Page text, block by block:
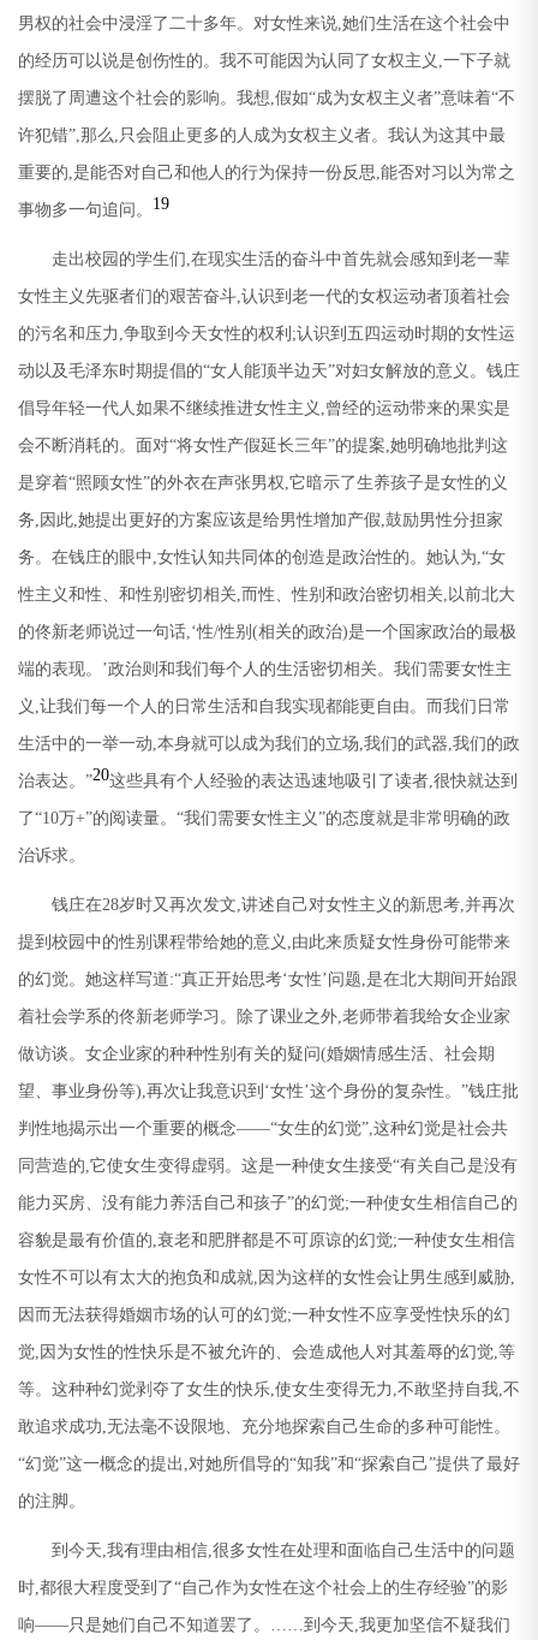
男权的社会中浸淫了二十多年。对女性来说,她们生活在这个社会中
的经历可以说是创伤性的。我不可能因为认同了女权主义 ,一下子就
摆脱了周遭这个社会的影响。我想,假如“成为女权主义者”意味着“不
许犯错”,那么,只会阻止更多的人成为女权主义者。我认为这其中最
重要的,是能否对自己和他人的行为保持一份反思,能否对习以为常之
事物多一句追问。 19
走出校园的学生们 ,在现实生活的奋斗中首先就会感知到老一辈
女性主义先驱者们的艰苦奋斗,认识到老一代的女权运动者顶着社会
的污名和压力 ,争取到今天女性的权利 ;认识到五四运动时期的女性运
动以及毛泽东时期提倡的“女人能顶半边天”对妇女解放的意义。钱庄
倡导年轻一代人如果不继续推进女性主义 ,曾经的运动带来的果实是
会不断消耗的。面对“将女性产假延长三年”的提案,她明确地批判这
是穿着“照顾女性”的外衣在声张男权,它暗示了生养孩子是女性的义
务, 因此,她提出更好的方案应该是给男性增加产假,鼓励男性分担家
务。在钱庄的眼中 ,女性认知共同体的创造是政治性的。她认为,“女
性主义和性、和性别密切相关,而性、性别和政治密切相关, 以前北大
的佟新老师说过一句话,‘性/性别 (相关的政治)是一个国家政治的最极
端的表现。 ’政治则和我们每个人的生活密切相关。我们需要女性主
义 ,让我们每一个人的日常生活和自我实现都能更自由。而我们日常
生活中的一举一动,本身就可以成为我们的立场,我们的武器,我们的政
治表达。 ”20这些具有个人经验的表达迅速地吸引了读者,很快就达到
了“10万+”的阅读量。 “我们需要女性主义”的态度就是非常明确的政
治诉求。
钱庄在28岁时又再次发文,讲述自己对女性主义的新思考,并再次
提到校园中的性别课程带给她的意义 ,由此来质疑女性身份可能带来
的幻觉。她这样写道:“真正开始思考‘女性’问题,是在北大期间开始跟
着社会学系的佟新老师学习。除了课业之外,老师带着我给女企业家
做访谈。女企业家的种种性别有关的疑问(婚姻情感生活、社会期
望、事业身份等),再次让我意识到 ‘女性’这个身份的复杂性。 ”钱庄批
判性地揭示出一个重要的概念——“女生的幻觉”,这种幻觉是社会共
同营造的,它使女生变得虚弱。这是一种使女生接受“有关自己是没有
能力买房、没有能力养活自己和孩子”的幻觉;一种使女生相信自己的
容貌是最有价值的,衰老和肥胖都是不可原谅的幻觉;一种使女生相信
女性不可以有太大的抱负和成就, 因为这样的女性会让男生感到威胁,
因而无法获得婚姻市场的认可的幻觉;一种女性不应享受性快乐的幻
觉, 因为女性的性快乐是不被允许的、会造成他人对其羞辱的幻觉,等
等。这种种幻觉剥夺了女生的快乐,使女生变得无力 ,不敢坚持自我,不
敢追求成功,无法毫不设限地、充分地探索自己生命的多种可能性。
“幻觉”这一概念的提出 ,对她所倡导的“知我”和“探索自己”提供了最好
的注脚。
到今天,我有理由相信,很多女性在处理和面临自己生活中的问题
时,都很大程度受到了“自己作为女性在这个社会上的生存经验”的影
响——只是她们自己不知道罢了。 ……到今天,我更加坚信不疑我们